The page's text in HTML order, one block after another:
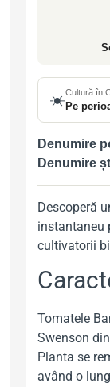
☀️Cultură în
Pe
Denumire
Denumire
Descoperă
instantaneu
cultivatorii
Tomatele
Swenson
Planta se
având o